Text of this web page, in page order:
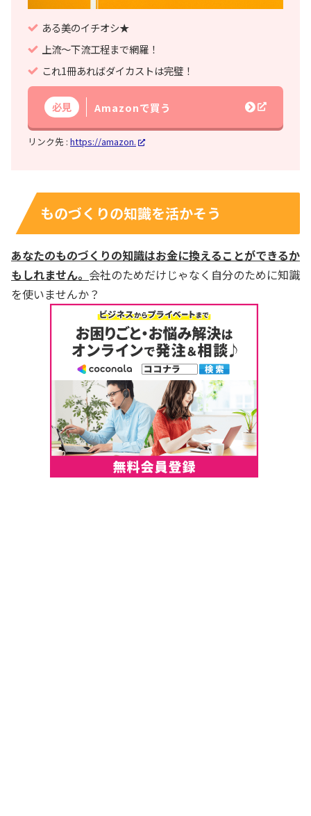
ある美のイチオシ★
上流～下流工程まで網羅！
これ1冊あればダイカストは完璧！
必見 Amazonで買う
リンク先 : https://amazon.
ものづくりの知識を活かそう
あなたのものづくりの知識はお金に換えることができるか
もしれません。 会社のためだけじゃなく自分のために知識
を使いませんか？